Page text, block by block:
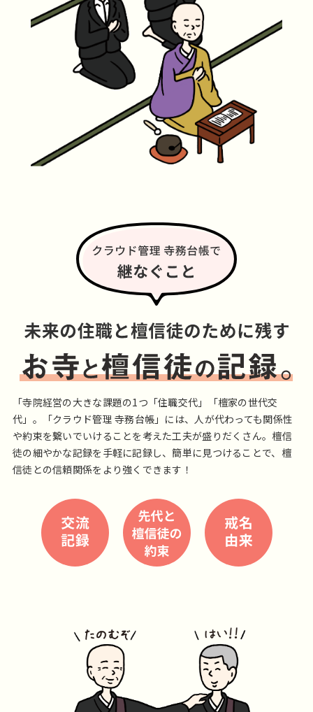
「寺院経営の大きな課題の1つ「住職交代」「檀家の世代交
代」。「クラウド管理 寺務台帳」には、人が代わっても関係性
や約束を繋いでいけることを考えた工夫が盛りだくさん。檀信
徒の細やかな記録を手軽に記録し、簡単に見つけることで、檀
信徒との信頼関係をより強くできます！